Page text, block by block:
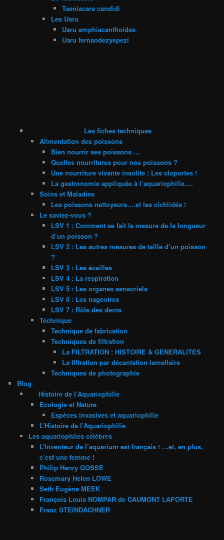
Taeniacara candidi
Les Uaru
Uaru amphiacanthoides
Uaru fernandezyepezi
Les fiches techniques
Alimentation des poissons
Bien nourrir ses poissons …
Quelles nourritures pour nos poissons ?
Une nourriture vivante insolite : Les cloportes !
La gastronomie appliquée à l’aquariophilie….
Soins et Maladies
Les poissons nettoyeurs….et les cichlidés !
Le saviez-vous ?
LSV 1 : Comment se fait la mesure de la longueur
d’un poisson ?
LSV 2 : Les autres mesures de taille d’un poisson
?
LSV 3 : Les écailles
LSV 4 : La respiration
LSV 5 : Les organes sensoriels
LSV 6 : Les nageoires
LSV 7 : Rôle des dents
Technique
Technique de fabrication
Techniques de filtration
La FILTRATION : HISTOIRE & GENERALITES
La filtration par décantation lamellaire
Techniques de photographie
Blog
Histoire de l’Aquariophilie
Ecologie et Nature
Espèces invasives et aquariophilie
L’Histoire de l’Aquariophilie
Les aquariophiles célèbres
L’Inventeur de l’aquarium est français ! …et, en plus,
c’est une femme !
Philip Henry GOSSE
Rosemary Helen LOWE
Seth Eugène MEEK
François Louis NOMPAR de CAUMONT LAPORTE
Franz STEINDACHNER